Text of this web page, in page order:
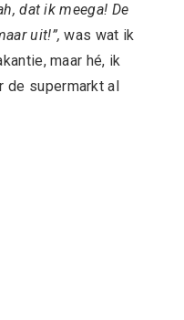
dat ik meega! De
uit!”,was wat ik
maar hé, ik
de supermarkt al